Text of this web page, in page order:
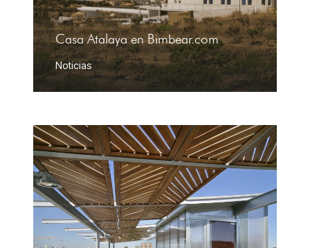
Casa Atalaya en Bimbear.com
Noticias